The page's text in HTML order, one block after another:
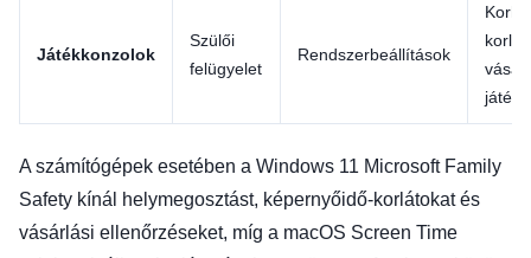
Játékkonzolok
Szülői
felügyelet
Rendszerbeállítások
A számítógépek esetében a Windows 11 Microsoft Family
Safety kínál helymegosztást, képernyőidő-korlátokat és
vásárlási ellenőrzéseket, míg a macOS Screen Time